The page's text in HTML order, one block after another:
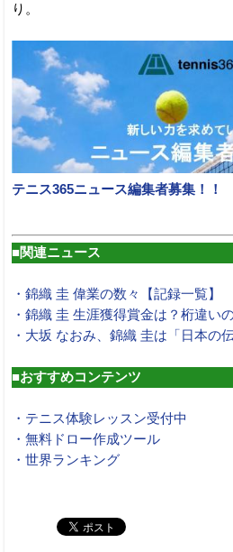
り。
テニス365ニュース編集者募集！！
■関連ニュース
・錦織 圭 偉業の数々【記録一覧】
・錦織 圭 生涯獲得賞金は？桁違い
・大坂 なおみ、錦織 圭は「日本の伝
■おすすめコンテンツ
・テニス体験レッスン受付中
・無料ドロー作成ツール
・世界ランキング